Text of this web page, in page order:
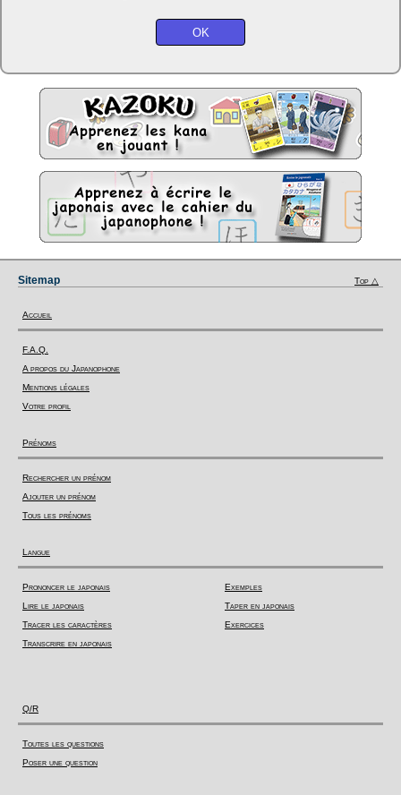
Sitemap Top △
Accueil
F.A.Q.
A propos du Japanophone
Mentions légales
Votre profil
Prénoms
Rechercher un prénom
Ajouter un prénom
Tous les prénoms
Langue
Prononcer le japonais
Lire le japonais
Tracer les caractères
Transcrire en japonais
Exemples
Taper en japonais
Exercices
Q/R
Toutes les questions
Poser une question